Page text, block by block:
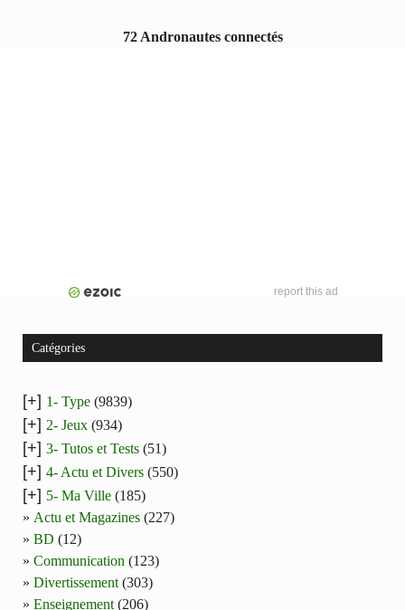
72 Andronautes connectés
report this ad
Catégories
[+] 1- Type (9839)
[+] 2- Jeux (934)
[+] 3- Tutos et Tests (51)
[+] 4- Actu et Divers (550)
[+] 5- Ma Ville (185)
Actu et Magazines (227)
BD (12)
Communication (123)
Divertissement (303)
Enseignement (206)